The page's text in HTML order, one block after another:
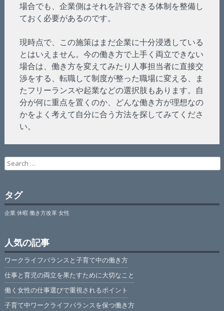
場合でも、企業側はそれを許容できる体制を整備し
ておく必要があるのです。
現時点で、この施策はまだ企業に十分浸透している
とはいえません。今の働き方で上手く両立できない
場合は、働き方を変えてみたり人事担当者に直接交
渉をする、転職して制度が整った職場に変える、ま
たフリーランスや起業などの選択肢もあります。自
分が何に重点を置くのか、どんな働き方が理想なの
かをよく考えて自分に合う方法を探してみてくださ
い。
Search
for:
タグ
企業 休暇 働き方改革 女性
人気の記事
ワークライフバランスと子育て中の働き方
仕事と育児の両立を果たすために大切なこと
働く女性の仕事選びで重視されるポイント
子育て中ワークライフバランスを保つ働き方